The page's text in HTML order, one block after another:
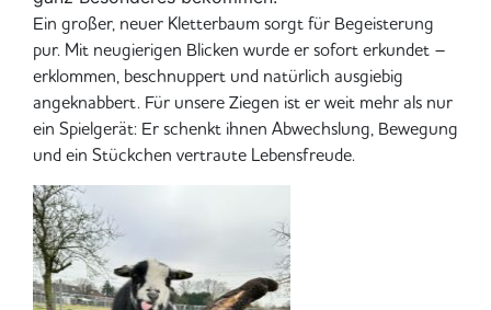
Ein großer, neuer Kletterbaum sorgt für Begeisterung
pur. Mit neugierigen Blicken wurde er sofort erkundet –
erklommen, beschnuppert und natürlich ausgiebig
angeknabbert. Für unsere Ziegen ist er weit mehr als nur
ein Spielgerät: Er schenkt ihnen Abwechslung, Bewegung
und ein Stückchen vertraute Lebensfreude.